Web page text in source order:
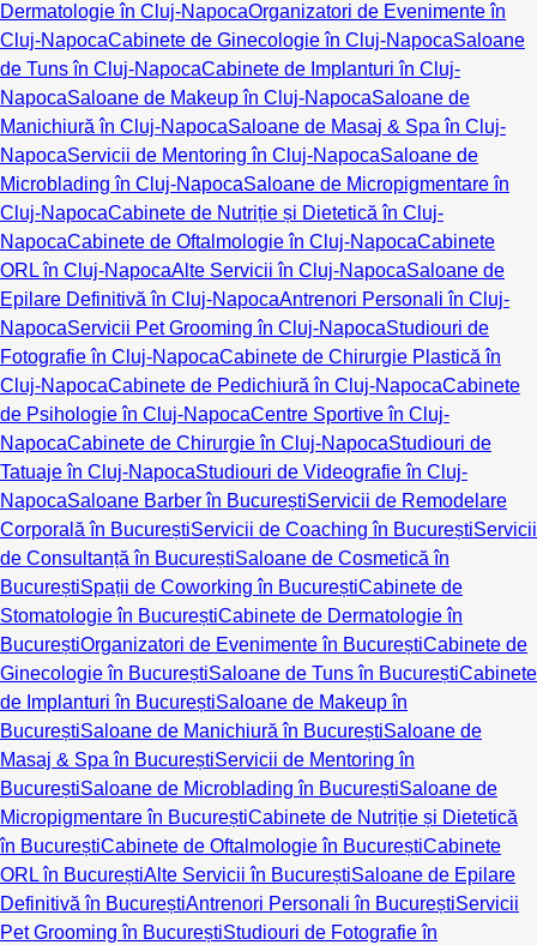
Dermatologie în Cluj-NapocaOrganizatori de Evenimente în
Cluj-NapocaCabinete de Ginecologie în Cluj-NapocaSaloane
de Tuns în Cluj-NapocaCabinete de Implanturi în Cluj-
NapocaSaloane de Makeup în Cluj-NapocaSaloane de
Manichiură în Cluj-NapocaSaloane de Masaj & Spa în Cluj-
NapocaServicii de Mentoring în Cluj-NapocaSaloane de
Microblading în Cluj-NapocaSaloane de Micropigmentare în
Cluj-NapocaCabinete de Nutriție și Dietetică în Cluj-
NapocaCabinete de Oftalmologie în Cluj-NapocaCabinete
ORL în Cluj-NapocaAlte Servicii în Cluj-NapocaSaloane de
Epilare Definitivă în Cluj-NapocaAntrenori Personali în Cluj-
NapocaServicii Pet Grooming în Cluj-NapocaStudiouri de
Fotografie în Cluj-NapocaCabinete de Chirurgie Plastică în
Cluj-NapocaCabinete de Pedichiură în Cluj-NapocaCabinete
de Psihologie în Cluj-NapocaCentre Sportive în Cluj-
NapocaCabinete de Chirurgie în Cluj-NapocaStudiouri de
Tatuaje în Cluj-NapocaStudiouri de Videografie în Cluj-
NapocaSaloane Barber în BucureștiServicii de Remodelare
Corporală în BucureștiServicii de Coaching în BucureștiServicii
de Consultanță în BucureștiSaloane de Cosmetică în
BucureștiSpații de Coworking în BucureștiCabinete de
Stomatologie în BucureștiCabinete de Dermatologie în
BucureștiOrganizatori de Evenimente în BucureștiCabinete de
Ginecologie în BucureștiSaloane de Tuns în BucureștiCabinete
de Implanturi în BucureștiSaloane de Makeup în
BucureștiSaloane de Manichiură în BucureștiSaloane de
Masaj & Spa în BucureștiServicii de Mentoring în
BucureștiSaloane de Microblading în BucureștiSaloane de
Micropigmentare în BucureștiCabinete de Nutriție și Dietetică
în BucureștiCabinete de Oftalmologie în BucureștiCabinete
ORL în BucureștiAlte Servicii în BucureștiSaloane de Epilare
Definitivă în BucureștiAntrenori Personali în BucureștiServicii
Pet Grooming în BucureștiStudiouri de Fotografie în